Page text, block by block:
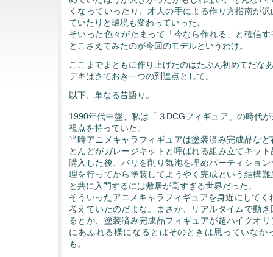
くなっていったり、才人の手による作り方指南が
ていたりと環境も変わっていった。
そいった色々がたまって「今なら作れる」と確信
とこさえてみたのが今回のモデルというわけ。
ここまでまともに作り上げたのはたぶん初めてだな
デキはさておき一つの到達点として。
以下、単なる昔語り。
1990年代中盤、私は「３DCGフィギュア」の時代
視点を持っていた。
当時アニメキャラフィギュアは塗装済み完成品な
とんどがガレージキットと呼ばれる組み立てキッ
購入した後、バリを削り気泡を埋めパーティショ
理を行ってから塗装してようやく完成という結構
と共に入門するには敷居が高すぎる世界だった。
そういったアニメキャラフィギュアを身近にしてく
考えていたのだよな。まさか、リアルタイムで動
るとか、塗装済み完成品フィギュアが超ハイクオ
にあふれる様になるとはそのときは思っていなか
も。